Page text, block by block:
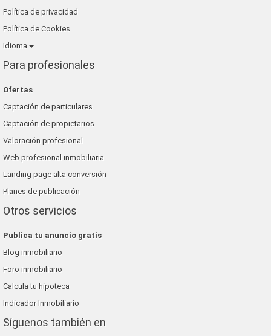
Política de privacidad
Política de Cookies
Idioma
Para profesionales
Ofertas
Captación de particulares
Captación de propietarios
Valoración profesional
Web profesional inmobiliaria
Landing page alta conversión
Planes de publicación
Otros servicios
Publica tu anuncio gratis
Blog inmobiliario
Foro inmobiliario
Calcula tu hipoteca
Indicador Inmobiliario
Síguenos también en